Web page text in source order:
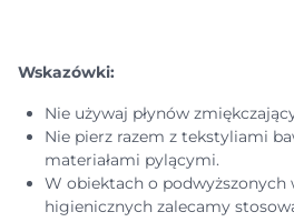
Wskazówki:
Nie używaj płynów
Nie pierz razem z tekstyliami
materiałami pylącymi.
W obiektach o podwyższonych
higienicznych zalecamy